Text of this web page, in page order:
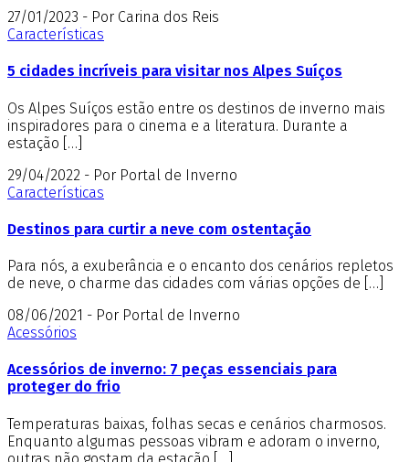
27/01/2023 - Por Carina dos Reis
Características
5 cidades incríveis para visitar nos Alpes Suíços
Os Alpes Suíços estão entre os destinos de inverno mais
inspiradores para o cinema e a literatura. Durante a
estação […]
29/04/2022 - Por Portal de Inverno
Características
Destinos para curtir a neve com ostentação
Para nós, a exuberância e o encanto dos cenários repletos
de neve, o charme das cidades com várias opções de […]
08/06/2021 - Por Portal de Inverno
Acessórios
Acessórios de inverno: 7 peças essenciais para
proteger do frio
Temperaturas baixas, folhas secas e cenários charmosos.
Enquanto algumas pessoas vibram e adoram o inverno,
outras não gostam da estação […]